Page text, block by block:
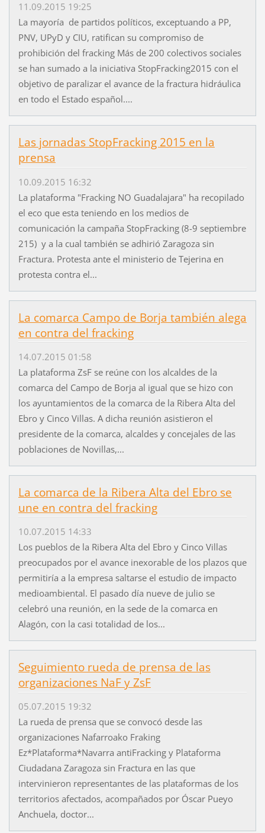
11.09.2015 19:25
La mayoría de partidos políticos, exceptuando a PP,
PNV, UPyD y CIU, ratifican su compromiso de
prohibición del fracking Más de 200 colectivos sociales
se han sumado a la iniciativa StopFracking2015 con el
objetivo de paralizar el avance de la fractura hidráulica
en todo el Estado español....
Las jornadas StopFracking 2015 en la
prensa
10.09.2015 16:32
La plataforma "Fracking NO Guadalajara" ha recopilado
el eco que esta teniendo en los medios de
comunicación la campaña StopFracking (8-9 septiembre
215) y a la cual también se adhirió Zaragoza sin
Fractura. Protesta ante el ministerio de Tejerina en
protesta contra el...
La comarca Campo de Borja también alega
en contra del fracking
14.07.2015 01:58
La plataforma ZsF se reúne con los alcaldes de la
comarca del Campo de Borja al igual que se hizo con
los ayuntamientos de la comarca de la Ribera Alta del
Ebro y Cinco Villas. A dicha reunión asistieron el
presidente de la comarca, alcaldes y concejales de las
poblaciones de Novillas,...
La comarca de la Ribera Alta del Ebro se
une en contra del fracking
10.07.2015 14:33
Los pueblos de la Ribera Alta del Ebro y Cinco Villas
preocupados por el avance inexorable de los plazos que
permitiría a la empresa saltarse el estudio de impacto
medioambiental. El pasado día nueve de julio se
celebró una reunión, en la sede de la comarca en
Alagón, con la casi totalidad de los...
Seguimiento rueda de prensa de las
organizaciones NaF y ZsF
05.07.2015 19:32
La rueda de prensa que se convocó desde las
organizaciones Nafarroako Fraking
Ez*Plataforma*Navarra antiFracking y Plataforma
Ciudadana Zaragoza sin Fractura en las que
intervinieron representantes de las plataformas de los
territorios afectados, acompañados por Óscar Pueyo
Anchuela, doctor...